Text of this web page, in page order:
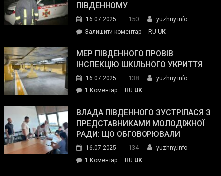
силових
та
органів:
«Наш
спільний
окупанти.
Маємо
діяти
команда
ПІВДЕННОМУ
16.07.2025 150
yuzhny.info
Залишити коментарon
ДСНС
власноруч
пожежу
у
RU UK
МЕР ПІВДЕННОГО ПРОВІВ
ІНСПЕКЦІЮ ШКІЛЬНОГО УКРИТТЯ
16.07.2025 138
yuzhny.info
1 Коментардо
Південного
провів
інспекцію
укриття
RU UK
ВЛАДА ПІВДЕННОГО ЗУСТРІЛАСЯ З
ПРЕДСТАВНИКАМИ МОЛОДІЖНОЇ
РАДИ: ЩО ОБГОВОРЮВАЛИ
16.07.2025 134
yuzhny.info
1 Коментардо RU UK